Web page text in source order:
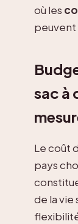
où les
sac à
Le coût
pays
de la vie